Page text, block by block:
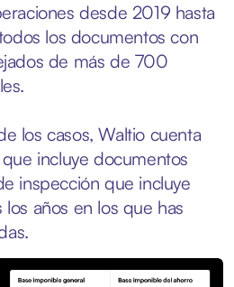
desde 2019 hasta
los documentos con
de más de 700
los casos, Waltio cuenta
incluye documentos
inspección que incluye
años en los que has